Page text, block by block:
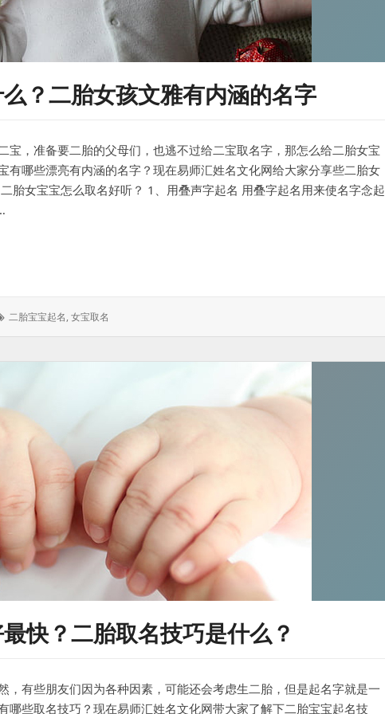
？二胎女孩文雅有内涵的名字
宝，准备要二胎的父母们，也逃不过给二宝取名字，那怎么给二胎女宝
有哪些漂亮有内涵的名字？现在易师汇姓名文化网给大家分享些二胎女
胎女宝宝怎么取名好听？ 1、用叠声字起名 用叠字起名用来使名字念起
二胎女孩文雅有内涵的名字
标
二胎宝宝起名,女宝取名
快？二胎取名技巧是什么？
，有些朋友们因为各种因素，可能还会考虑生二胎，但是起名字就是一
哪些取名技巧？现在易师汇姓名文化网带大家了解下二胎宝宝起名技